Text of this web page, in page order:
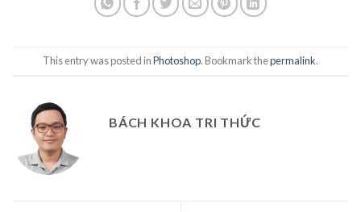
This entry was posted inPhotoshop. Bookmark thepermalink.
BÁCH KHOA TRI THỨC